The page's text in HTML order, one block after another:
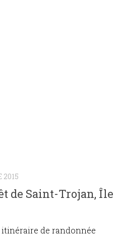
2015
de Saint-Trojan, Île
de randonnée